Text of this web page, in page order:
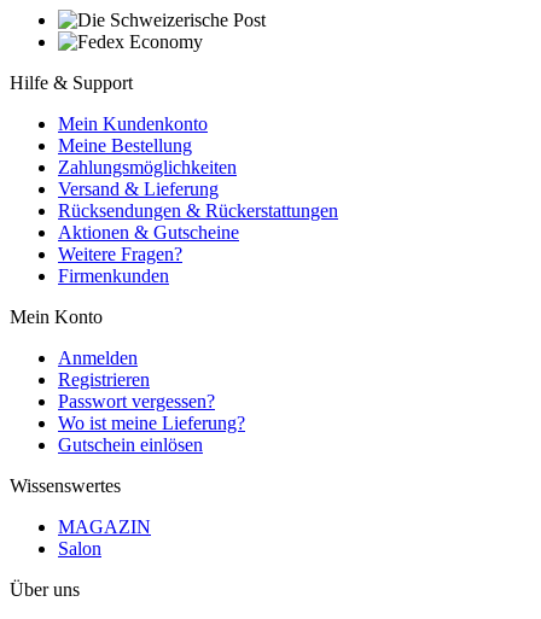
Hilfe & Support
Mein Kundenkonto
Meine Bestellung
Zahlungsmöglichkeiten
Versand & Lieferung
Rücksendungen & Rückerstattungen
Aktionen & Gutscheine
Weitere Fragen?
Firmenkunden
Mein Konto
Anmelden
Registrieren
Passwort vergessen?
Wo ist meine Lieferung?
Gutschein einlösen
Wissenswertes
MAGAZIN
Salon
Über uns